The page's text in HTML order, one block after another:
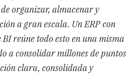
organizar, almacenar y
a gran escala. Un ERP con
reúne todo esto en una misma
a consolidar millones de puntos
clara, consolidada y